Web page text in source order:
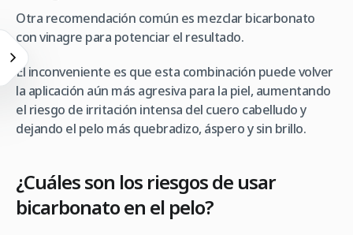
Otra recomendación común es mezclar bicarbonato
con vinagre para potenciar el resultado.
El inconveniente es que esta combinación puede volver
la aplicación aún más agresiva para la piel, aumentando
el riesgo de irritación intensa del cuero cabelludo y
dejando el pelo más quebradizo, áspero y sin brillo.
¿Cuáles son los riesgos de usar
bicarbonato en el pelo?